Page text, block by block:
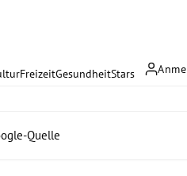
FreizeitGesundheitStars
Quelle